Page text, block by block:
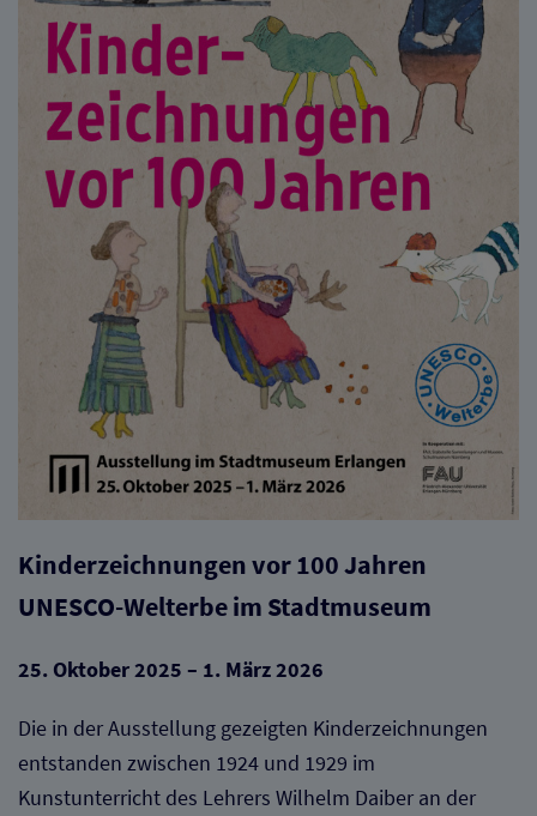
Kinderzeichnungen vor 100 Jahren
UNESCO-Welterbe im Stadtmuseum
25. Oktober 2025 – 1. März 2026
Die in der Ausstellung gezeigten Kinderzeichnungen
entstanden zwischen 1924 und 1929 im
Kunstunterricht des Lehrers Wilhelm Daiber an der